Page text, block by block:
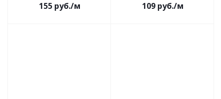
155руб./м 109руб./м